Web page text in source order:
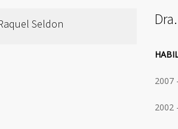
Seldon
2007
2002